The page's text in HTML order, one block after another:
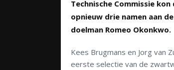
Technische Commissie
opnieuw drie namen aan
doelman Romeo Okonkwo.
Kees Brugmans en Jorg van
eerste selectie van de